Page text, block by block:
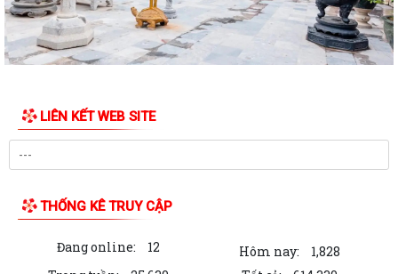
Công bố danh mục thủ tục hành chính ban hành mới, bị bãi bỏ lĩnh vực
hội nghị, hội thảo quốc tế...
Công bố danh mục thủ tục hành chính ban hành mới, bị bãi bỏ lĩnh vực
UBND XÃ QUYẾT THẮNG TỔ CHỨC HỘI NGHỊ ĐỐI THOẠI, TUYÊN
TRUYỀN VỀ CÔNG TÁC GIẢI PHÓNG MẶT BẰNG DỰ ÁN...
viên mầm non, phổ thông công lập từ...
THÔN THIÊN KHA PHỐI HỢP KÊ KHAI, KIỂM KÊ PHỤC...
LIÊN KẾT WEB SITE
THỐNG KÊ TRUY CẬP
Đang online: 12 Hôm nay:
1,828